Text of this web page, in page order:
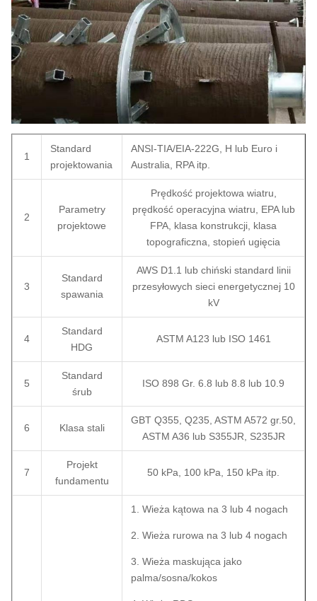
1
Standard
projektowania
ANSI-TIA/EIA-222G, H lub Euro i
Australia, RPA itp.
2
Parametry
projektowe
Prędkość projektowa wiatru,
prędkość operacyjna wiatru, EPA lub
FPA, klasa konstrukcji, klasa
topograficzna, stopień ugięcia
3
Standard
spawania
AWS D1.1 lub chiński standard linii
przesyłowych sieci energetycznej 10
kV
4
Standard
HDG
ASTM A123 lub ISO 1461
5
Standard
śrub
ISO 898 Gr. 6.8 lub 8.8 lub 10.9
6 Klasa stali
GBT Q355, Q235, ASTM A572 gr.50,
ASTM A36 lub S355JR, S235JR
7
Projekt
fundamentu
50 kPa, 100 kPa, 150 kPa itp.
1. Wieża kątowa na 3 lub 4 nogach
2. Wieża rurowa na 3 lub 4 nogach
3. Wieża maskująca jako
palma/sosna/kokos